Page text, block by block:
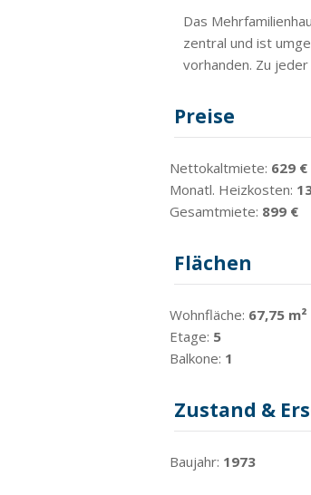
Das
zentral und ist
vorhanden. Zu
Preise
Nettokaltmiete: 629 €
Monatl. Heizkosten:
Gesamtmiete: 899 €
Flächen
Wohnfläche: 67,75 m²
Etage: 5
Balkone: 1
Zustand &
Baujahr: 1973